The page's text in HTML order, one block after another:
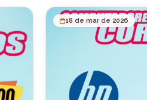
💾 Capacidad superior 16 GB de RAM 🚀 para fluidez total 512
GB SSD ⚡ mayor
uso profesional Pantalla cómoda para largas jornadas Teclado
independientes 👨‍💻 Uso intensivo diario 🔒 Ventajas clave
Equipo corporativo robusto Alto rendimiento
18 de mar de 2026